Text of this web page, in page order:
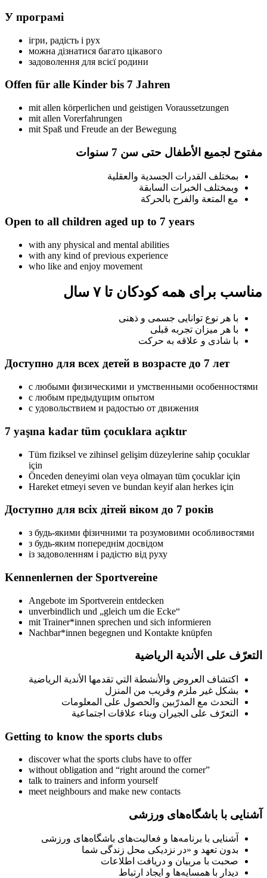
У програмі
ігри, радість і рух
можна дізнатися багато цікавого
задоволення для всієї родини
Offen für alle Kinder bis 7 Jahren
mit allen körperlichen und geistigen Voraussetzungen
mit allen Vorerfahrungen
mit Spaß und Freude an der Bewegung
مفتوح لجميع الأطفال حتى سن
بمختلف القدرات الجسدية والعقلية
وبمختلف الخبرات السابقة
مع المتعة والفرح بالحركة
Open to all children aged up to 7 years
with any physical and mental abilities
with any kind of previous experience
who like and enjoy movement
مناسب برای همه کودکان تا ۷ سال
با هر نوع توانایی جسمی و ذهنی
با هر میزان تجربه قبلی
با شادی و علاقه به حرکت
Доступно для всех детей в возрасте до 7 лет
с любыми физическими и умственными особенностями
с любым предыдущим опытом
с удовольствием и радостью от движения
7 yaşına kadar tüm çocuklara açıktır
Tüm fiziksel ve zihinsel gelişim düzeylerine sahip çocuklar
için
Önceden deneyimi olan veya olmayan tüm çocuklar için
Hareket etmeyi seven ve bundan keyif alan herkes için
Доступно для всіх дітей віком до 7 років
з будь-якими фізичними та розумовими особливостями
з будь-яким попереднім досвідом
із задоволенням і радістю від руху
Kennenlernen der Sportvereine
Angebote im Sportverein entdecken
unverbindlich und „gleich um die Ecke“
mit Trainer*innen sprechen und sich informieren
Nachbar*innen begegnen und Kontakte knüpfen
التعرّف على الأندية الرياضية
اكتشاف العروض والأنشطة التي تقدمها الأندية الرياضية
بشكل غير ملزم وقريب من المنزل
التحدث مع المدرّبين والحصول على المعلومات
التعرّف على الجيران وبناء علاقات اجتماعية
Getting to know the sports clubs
discover what the sports clubs have to offer
without obligation and “right around the corner”
talk to trainers and inform yourself
meet neighbours and make new contacts
آشنایی با باشگاه‌های ورزشی
آشنایی با برنامه‌ها و فعالیت‌های باشگاه‌های ورزشی
بدون تعهد و «در نزدیکی محل زندگی شما
صحبت با مربیان و دریافت اطلاعات
دیدار با همسایه‌ها و ایجاد ارتباط